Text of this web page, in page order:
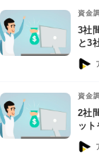
労働問題
債権回収
IT・ネット
資金調達
資金
3社
と3
資金
2社
ッ